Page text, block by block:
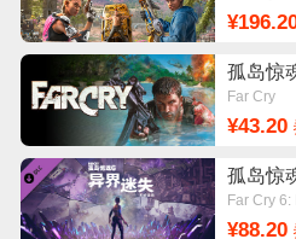
孤岛惊
Far Cry
¥43.20
孤岛惊
Far Cry
¥88.20